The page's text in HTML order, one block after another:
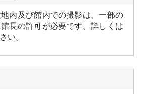
内及び館内での撮影は、一部の
長の許可が必要です。詳しくは
い。